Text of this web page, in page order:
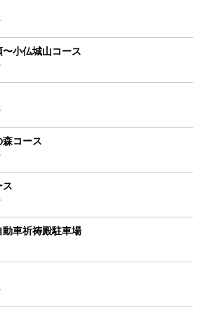
〜小仏城山コース
森コース
ス
動車祈祷殿駐車場